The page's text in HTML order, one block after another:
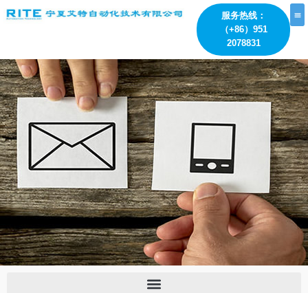
跳
至
服务热线：
（+86）951
2078831